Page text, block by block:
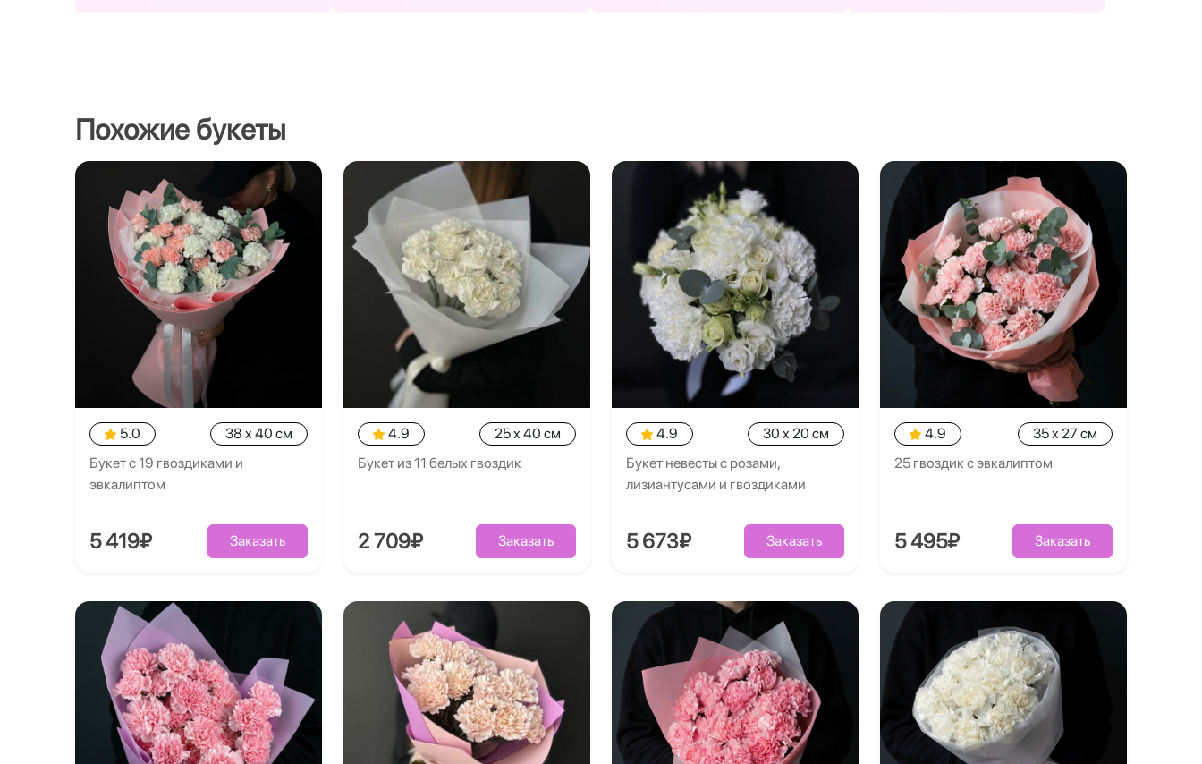
Похожие букеты
5.0
38 x 40 см
Букет с 19 гвоздиками и
эвкалиптом
5 419₽ Заказать
4.9
25 x 40 см
Букет из 11 белых гвоздик
2 709₽ Заказать
4.9
30 x 20 см
Букет невесты с розами,
лизиантусами и гвоздиками
5 673₽ Заказать
4.9
35 x 27 см
25 гвоздик с эвкалиптом
5 495₽ Заказать